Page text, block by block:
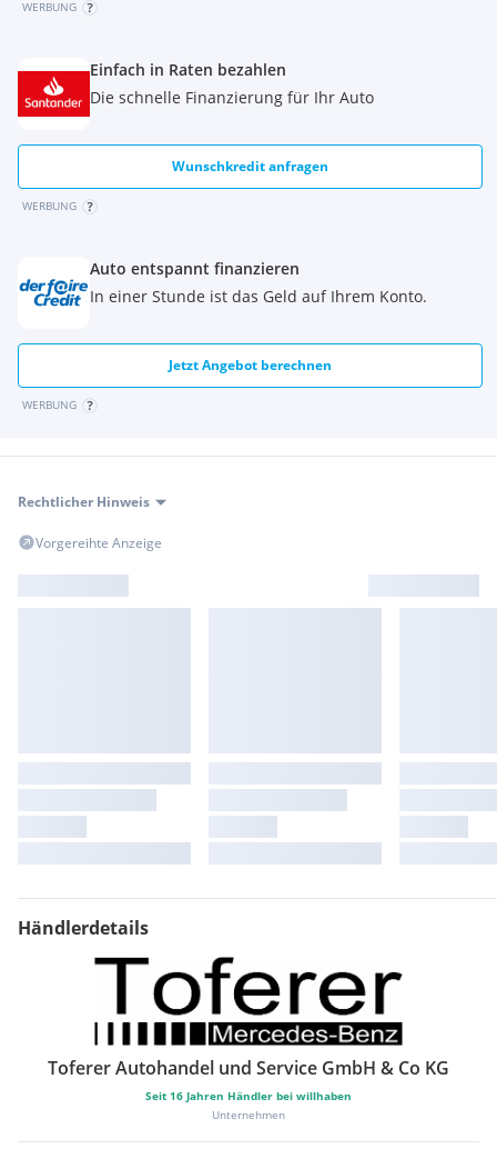
WERBUNG
Einfach in Raten bezahlen
Die schnelle Finanzierung für Ihr Auto
Wunschkredit anfragen
WERBUNG
Auto entspannt finanzieren
In einer Stunde ist das Geld auf Ihrem Konto.
Jetzt Angebot berechnen
WERBUNG
Rechtlicher Hinweis
Vorgereihte Anzeige
Händlerdetails
Toferer Autohandel und Service GmbH & Co KG
Seit 16 Jahren Händler bei willhaben
Unternehmen